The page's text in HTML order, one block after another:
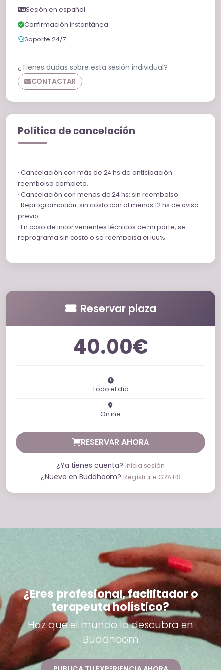
Sesión en español
Confirmación instantánea
Soporte 24/7
¿Tienes dudas sobre esta sesión individual?
CONTACTAR
Política de cancelación
· Cancelación con más de 24 hs de anticipación:
reembolso completo.
· Cancelación con menos de 24 hs: sin reembolso.
· Reprogramación: sin costo con al menos 12 hs de aviso
previo.
· En caso de inconvenientes técnicos de mi parte, se
reprograma sin costo o se reembolsa el 100%.
Reservar plaza
40.00€
Todo el día
Online
RESERVAR AHORA
¿Ya tienes cuenta? Inicia sesión
¿Nuevo en Buddhoom? Regístrate GRATIS
¿Eres profesional, facilitador o
terapeuta holístico?
Haz que el mundo lo descubra en
Buddhoom